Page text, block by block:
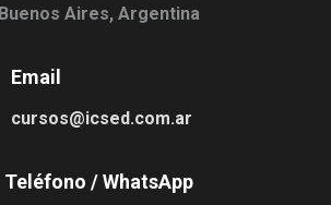
Buenos Aires, Argentina
Email
cursos@icsed.com.ar
Teléfono / WhatsApp